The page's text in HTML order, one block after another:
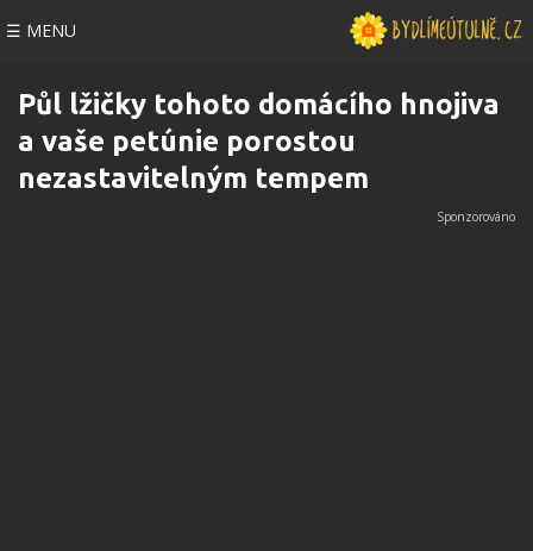
☰ MENU
Půl lžičky tohoto domácího hnojiva
a vaše petúnie porostou
nezastavitelným tempem